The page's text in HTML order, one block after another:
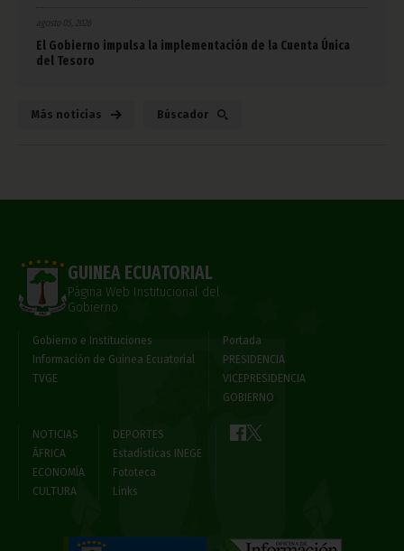
El Gobierno impulsa la implementación de la Cuenta Única
del Tesoro
Más noticias Búscador
GUINEA ECUATORIAL
Página Web Institucional del
Gobierno
Gobierno e Instituciones
Información de Guinea Ecuatorial
TVGE
Portada
PRESIDENCIA
VICEPRESIDENCIA
GOBIERNO
NOTICIAS
ÁFRICA
ECONOMÍA
CULTURA
DEPORTES
Estadísticas INEGE
Fototeca
Links